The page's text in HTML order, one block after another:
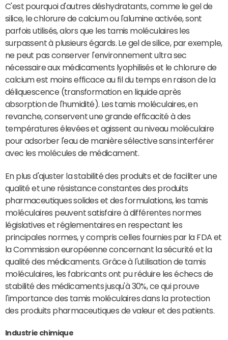
C'est pourquoi d'autres déshydratants, comme le gel de
silice, le chlorure de calcium ou l'alumine activée, sont
parfois utilisés, alors que les tamis moléculaires les
surpassent à plusieurs égards. Le gel de silice, par exemple,
ne peut pas conserver l'environnement ultra sec
nécessaire aux médicaments lyophilisés et le chlorure de
calcium est moins efficace au fil du temps en raison de la
déliquescence (transformation en liquide après
absorption de l'humidité). Les tamis moléculaires, en
revanche, conservent une grande efficacité à des
températures élevées et agissent au niveau moléculaire
pour adsorber l'eau de manière sélective sans interférer
avec les molécules de médicament.
En plus d'ajuster la stabilité des produits et de faciliter une
qualité et une résistance constantes des produits
pharmaceutiques solides et des formulations, les tamis
moléculaires peuvent satisfaire à différentes normes
législatives et réglementaires en respectant les
principales normes, y compris celles fournies par la FDA et
la Commission européenne concernant la sécurité et la
qualité des médicaments. Grâce à l'utilisation de tamis
moléculaires, les fabricants ont pu réduire les échecs de
stabilité des médicaments jusqu'à 30%, ce qui prouve
l'importance des tamis moléculaires dans la protection
des produits pharmaceutiques de valeur et des patients.
Industrie chimique